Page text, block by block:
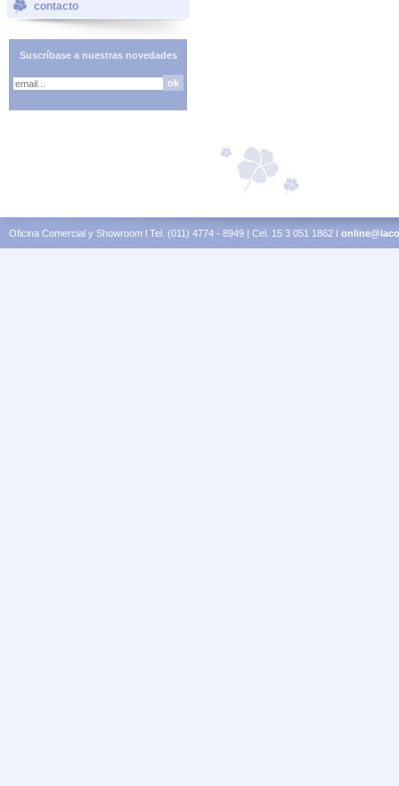
contacto
Suscríbase a nuestras novedades
Oficina Comercial y Showroom l Tel. (011) 4774 - 8949 | Cel. 15 3 051 1862 l